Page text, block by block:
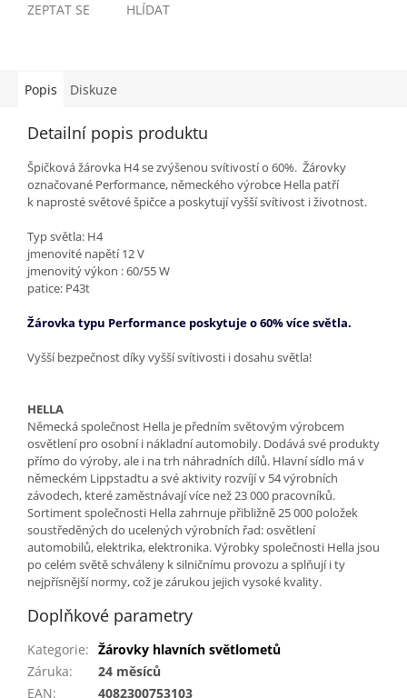
ZEPTAT SE HLÍDAT
Popis Diskuze
Detailní popis produktu
Špičková žárovka H4 se zvýšenou svítivostí o 60%. Žárovky
označované Performance, německého výrobce Hella patří
k naprosté světové špičce a poskytují vyšší svítivost i životnost.
Typ světla: H4
jmenovité napětí 12 V
jmenovitý výkon : 60/55 W
patice: P43t
Žárovka typu Performance poskytuje o 60% více světla.
Vyšší bezpečnost díky vyšší svítivosti i dosahu světla!
HELLA
Německá společnost Hella je předním světovým výrobcem
osvětlení pro osobní i nákladní automobily. Dodává své produkty
přímo do výroby, ale i na trh náhradních dílů. Hlavní sídlo má v
německém Lippstadtu a své aktivity rozvíjí v 54 výrobních
závodech, které zaměstnávají více než 23 000 pracovníků.
Sortiment společnosti Hella zahrnuje přibližně 25 000 položek
soustředěných do ucelených výrobních řad: osvětlení
automobilů, elektrika, elektronika. Výrobky společnosti Hella jsou
po celém světě schváleny k silničnímu provozu a splňují i ty
nejpřísnější normy, což je zárukou jejich vysoké kvality.
Doplňkové parametry
Kategorie: Žárovky hlavních světlometů
Záruka:
24 měsíců
EAN: 4082300753103